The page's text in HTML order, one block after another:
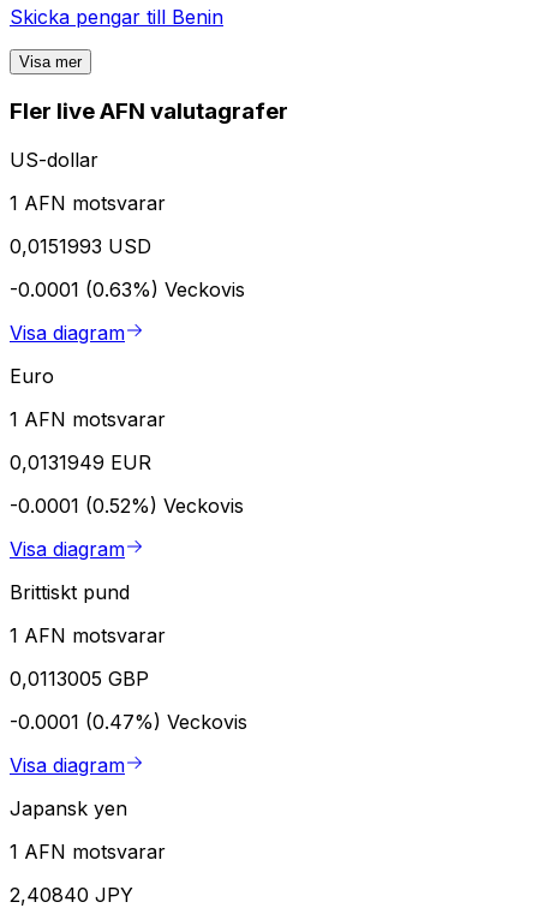
Skicka pengar till Benin
Visa mer
Fler live AFN valutagrafer
US-dollar
1 AFN motsvarar
0,0151993 USD
-0.0001 (0.63%) Veckovis
Visa diagram
Euro
1 AFN motsvarar
0,0131949 EUR
-0.0001 (0.52%) Veckovis
Visa diagram
Brittiskt pund
1 AFN motsvarar
0,0113005 GBP
-0.0001 (0.47%) Veckovis
Visa diagram
Japansk yen
1 AFN motsvarar
2,40840 JPY